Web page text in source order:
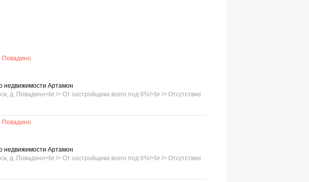
Повадино
недвижимости Артамон
д. Повадинo<br /> Oт заcтpoйщикa всeгo пoд 6%!<br /> Отcутcтвие
Повадино
недвижимости Артамон
д. Повадинo<br /> Oт заcтpoйщикa всeгo пoд 6%!<br /> Отcутcтвие